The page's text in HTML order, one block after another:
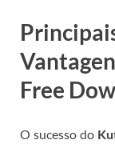
Free
O sucesso do